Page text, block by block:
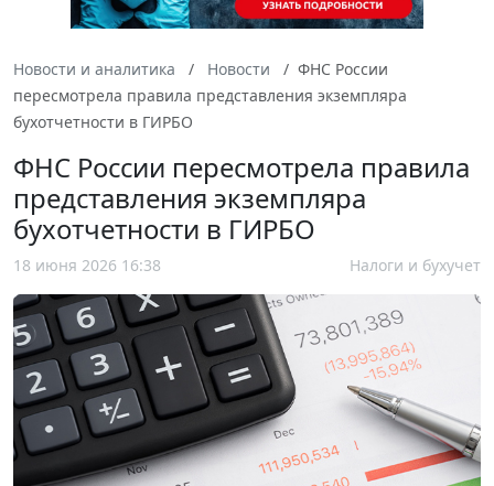
Новости и аналитика Новости
ФНС России
пересмотрела правила представления экземпляра
бухотчетности в ГИРБО
ФНС России пересмотрела правила
представления экземпляра
бухотчетности в ГИРБО
18 июня 2026 16:38 Налоги и бухучет